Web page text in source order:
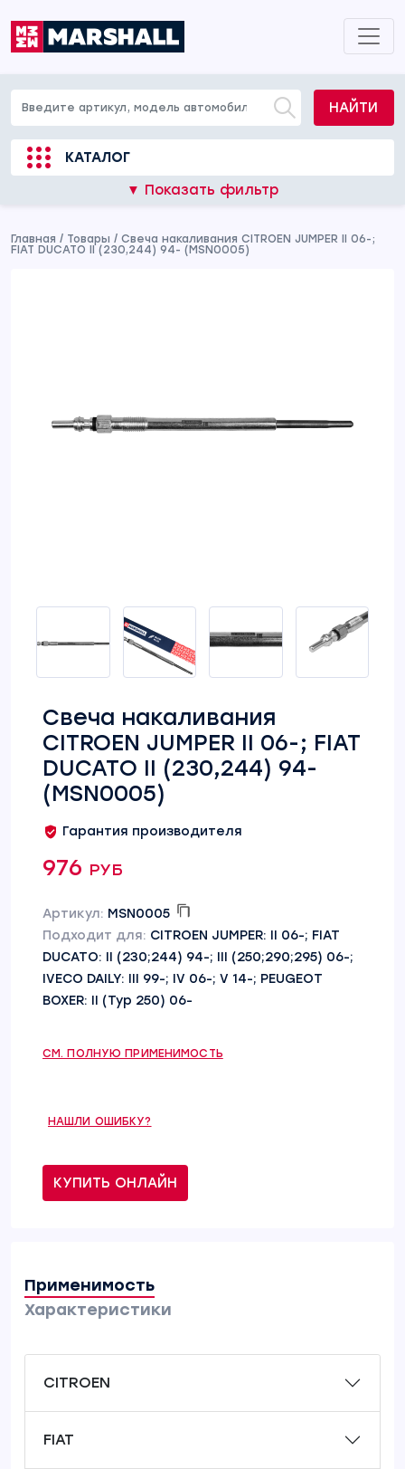
НАЙТИ
КАТАЛОГ
▼ Показать фильтр
Главная / Товары / Свеча накаливания CITROEN JUMPER II 06-;
FIAT DUCATO II (230,244) 94- (MSN0005)
Свеча накаливания
CITROEN JUMPER II 06-; FIAT
DUCATO II (230,244) 94-
(MSN0005)
Гарантия производителя
976 руб
Артикул: MSN0005
Подходит для: CITROEN JUMPER: II 06-; FIAT
DUCATO: II (230;244) 94-; III (250;290;295) 06-;
IVECO DAILY: III 99-; IV 06-; V 14-; PEUGEOT
BOXER: II (Typ 250) 06-
СМ. ПОЛНУЮ ПРИМЕНИМОСТЬ
НАШЛИ ОШИБКУ?
КУПИТЬ ОНЛАЙН
Применимость
Характеристики
CITROEN
FIAT